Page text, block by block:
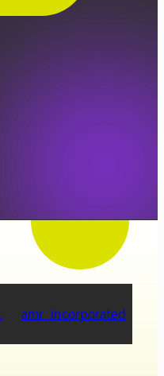
amr_incorporated